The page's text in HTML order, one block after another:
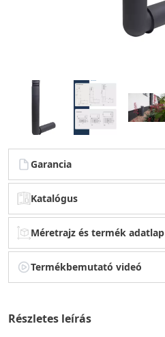
Garancia
Katalógus
Méretrajz és termék adatlap
Termékbemutató videó
Részletes leírás